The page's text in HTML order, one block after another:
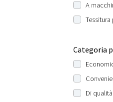
A
Tessitura
Categoria
Di